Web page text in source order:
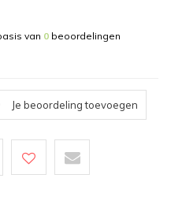
van 0 beoordelingen
Je beoordeling toevoegen